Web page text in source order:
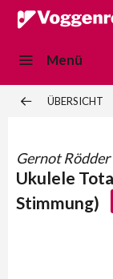
Menü
ÜBERSICHT
Gernot Rödder
Ukulele
Stimmung)